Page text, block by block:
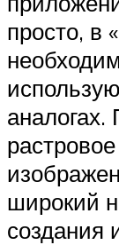
просто, в
широкий
создания